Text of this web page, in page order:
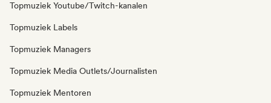
Topmuziek Youtube/Twitch-kanalen
Topmuziek Labels
Topmuziek Managers
Topmuziek Media Outlets/Journalisten
Topmuziek Mentoren